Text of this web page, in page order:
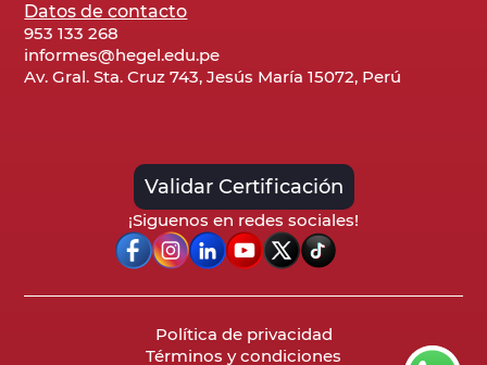
Datos de contacto
953 133 268
informes@hegel.edu.pe
Av. Gral. Sta. Cruz 743, Jesús María 15072, Perú
Validar Certificación
¡Siguenos en redes sociales!
Política de privacidad
Términos y condiciones